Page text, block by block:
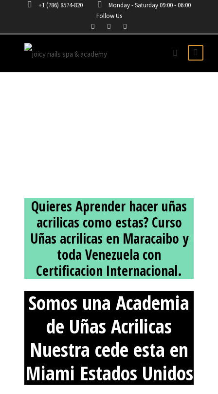
+1 (786) 8574-820
Monday - Saturday 09:00 - 06:00
Follow Us
Quieres Aprender hacer uñas
acrilicas como estas? Curso
Uñas acrilicas en Maracaibo y
toda Venezuela con
Certificacion Internacional.
Somos una Academia
de Uñas Acrilicas
Nuestra cede esta en
Miami Estados Unidos